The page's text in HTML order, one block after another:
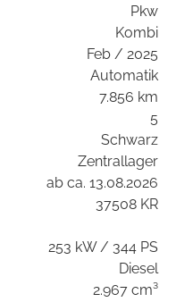
Pkw
Kombi
Feb / 2025
Automatik
7.856 km
5
Schwarz
Zentrallager
ab ca. 13.08.2026
37508 KR
253 kW / 344 PS
Diesel
2.967 cm³